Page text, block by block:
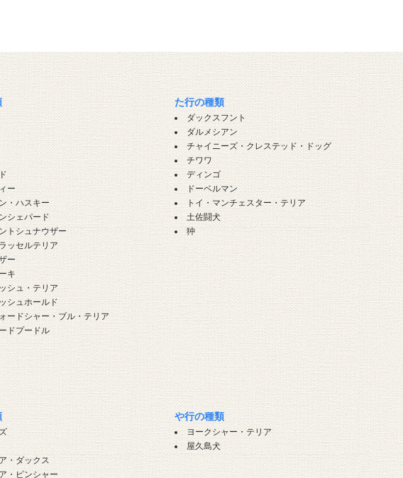
ー
・ハスキー
シェパード
トシュナウザー
ッセルテリア
ー
キ
シュ・テリア
シュホールド
ードシャー・ブル・テリア
ドプードル
た行の種類
ダックスフント
ダルメシアン
チャイニーズ・クレステッド・ドッグ
チワワ
ディンゴ
ドーベルマン
トイ・マンチェスター・テリア
土佐闘犬
狆
・ダックス
・ピンシャー
や行の種類
ヨークシャー・テリア
屋久島犬